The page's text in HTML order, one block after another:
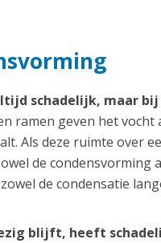
schadelijk, maar
ramen geven het
Als deze ruimte over
de
de condensatie
blijft, heeft